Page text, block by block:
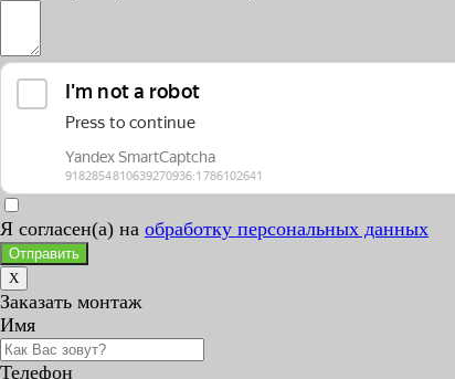
Я согласен(а) на обработку персональных данных
Отправить
X
Заказать монтаж
Имя
Телефон